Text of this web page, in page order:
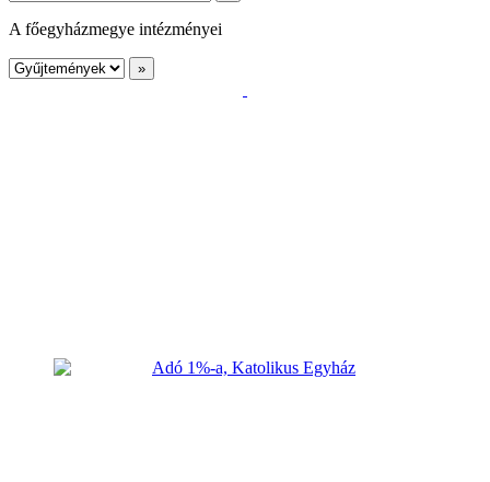
A főegyházmegye intézményei